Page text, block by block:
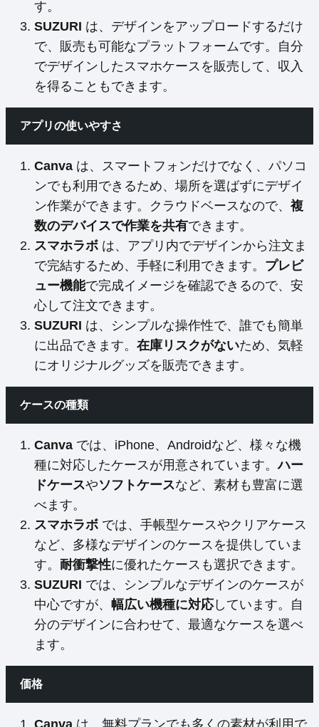
す。
SUZURI は、デザインをアップロードするだけ
で、販売も可能なプラットフォームです。自分
でデザインしたスマホケースを販売して、収入
を得ることもできます。
アプリの使いやすさ
Canva は、スマートフォンだけでなく、パソコ
ンでも利用できるため、場所を選ばずにデザイ
ン作業ができます。クラウドベースなので、 複
数のデバイスで作業を共有できます。
スマホラボ は、アプリ内でデザインから注文ま
で完結するため、手軽に利用できます。 プレビ
ュー機能で完成イメージを確認できるので、安
心して注文できます。
SUZURI は、シンプルな操作性で、誰でも簡単
に出品できます。 在庫リスクがないため、気軽
にオリジナルグッズを販売できます。
ケースの種類
Canva では、iPhone、Androidなど、様々な機
種に対応したケースが用意されています。ハー
ドケースやソフトケースなど、素材も豊富に選
べます。
スマホラボ では、手帳型ケースやクリアケース
など、多様なデザインのケースを提供していま
す。 耐衝撃性に優れたケースも選択できます。
SUZURI では、シンプルなデザインのケースが
中心ですが、 幅広い機種に対応しています。自
分のデザインに合わせて、最適なケースを選べ
ます。
価格
Canva は、無料プランでも多くの素材が利用で